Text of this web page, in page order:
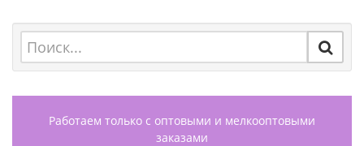
Работаем только с оптовыми и мелкооптовыми
заказами